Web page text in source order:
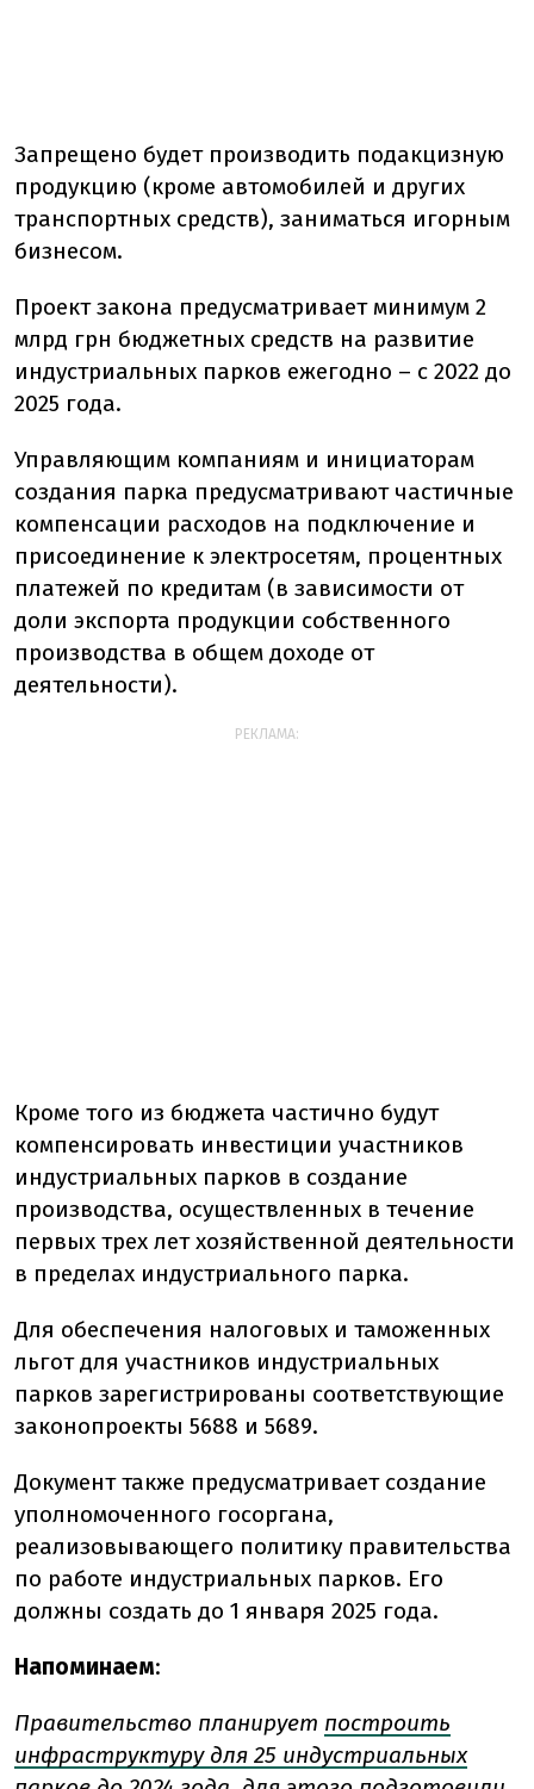
Запрещено будет производить подакцизную
продукцию (кроме автомобилей и других
транспортных средств), заниматься игорным
бизнесом.
Проект закона предусматривает минимум 2
млрд грн бюджетных средств на развитие
индустриальных парков ежегодно – с 2022 до
2025 года.
Управляющим компаниям и инициаторам
создания парка предусматривают частичные
компенсации расходов на подключение и
присоединение к электросетям, процентных
платежей по кредитам (в зависимости от
доли экспорта продукции собственного
производства в общем доходе от
деятельности).
РЕКЛАМА:
Кроме того из бюджета частично будут
компенсировать инвестиции участников
индустриальных парков в создание
производства, осуществленных в течение
первых трех лет хозяйственной деятельности
в пределах индустриального парка.
Для обеспечения налоговых и таможенных
льгот для участников индустриальных
парков зарегистрированы соответствующие
законопроекты 5688 и 5689.
Документ также предусматривает создание
уполномоченного госоргана,
реализовывающего политику правительства
по работе индустриальных парков. Его
должны создать до 1 января 2025 года.
Напоминаем:
Правительство планирует построить
инфраструктуру для 25 индустриальных